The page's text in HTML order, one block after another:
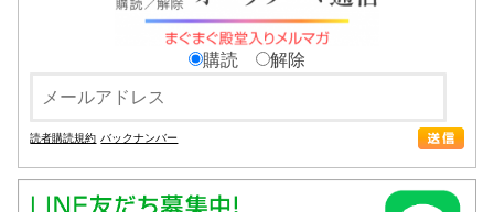
購読 解除
読者購読規約 バックナンバー